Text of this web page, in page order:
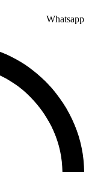
Whatsapp